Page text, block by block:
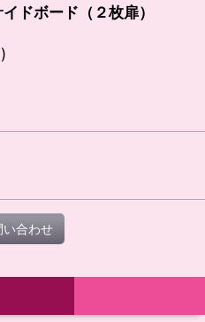
ドボード（２枚扉）
い合わせ